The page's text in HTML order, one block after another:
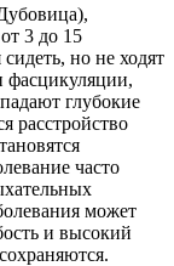
3 до 15
но не ходят
фасцикуляции,
глубокие
расстройство
часто
может
и высокий